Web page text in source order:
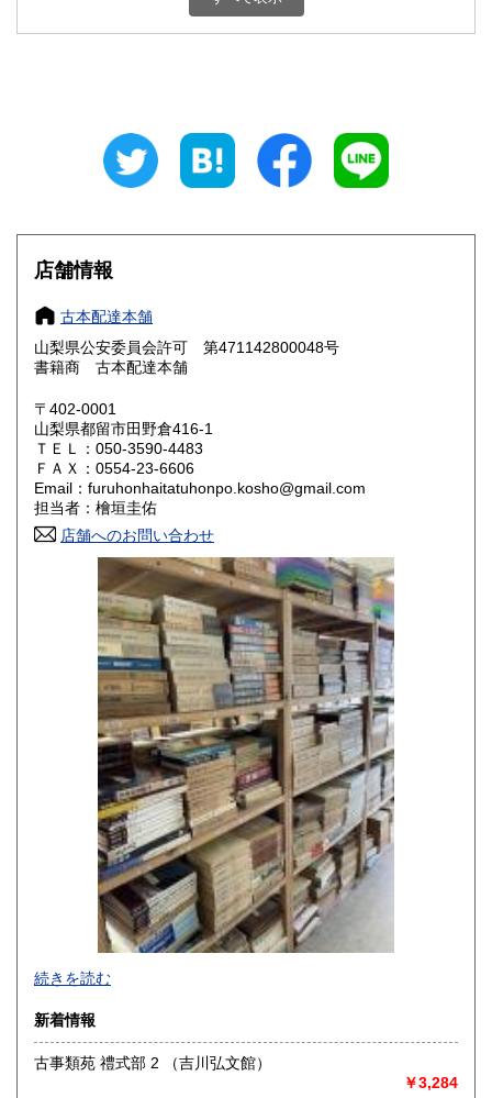
800円 三重県
大阪府
奈良県
鳥取県 800円 島根県
岡山県
山口県 800円
香川県 800円 愛媛県
高知県 800円
800円 長崎県
800円 大分県
800円 鹿児島県
1,500円
店舗情報
古本配達本舗
山梨県公安委員会許可 第471142800048号
書籍商 古本配達本舗
〒402-0001
山梨県都留市田野倉416-1
ＴＥＬ：050-3590-4483
ＦＡＸ：0554-23-6606
Email：furuhonhaitatuhonpo.kosho@gmail.com
担当者：檜垣圭佑
店舗へのお問い合わせ
-
沿線名：-
最寄駅：-
営業時間：-
定休日：-
続きを読む
新着情報
古事類苑 禮式部 2 （吉川弘文館）
￥3,284